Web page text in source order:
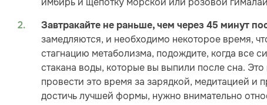
Завтракайте не раньше, чем через 45 минут
замедляются, и необходимо некоторое время,
стагнацию метаболизма, подождите, когда все
стакана воды, которые вы выпили после сна.
провести это время за зарядкой, медитацией и
достичь лучшей формы, нужно внимательно